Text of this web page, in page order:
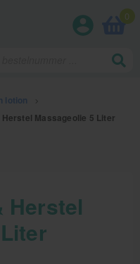
0
lotion
Massageolie 5 Liter
Herstel